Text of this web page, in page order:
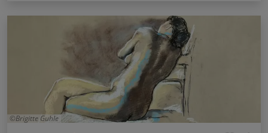
Brigitte Guhle